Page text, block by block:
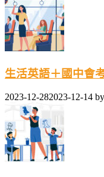
生活英語＋國中會
2023-12-282023-12-14 by